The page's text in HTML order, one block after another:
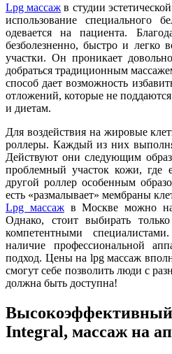
Lpg массаж в студии
использование специального
одевается на пациента.
безболезненно, быстро и легко
участки. Он проникает
добраться традиционным
способ дает возможность
отложений, которые не
и диетам.
Для воздействия на жировые
роллеры. Каждый из них
Действуют они следующим
проблемный участок кожи, где
другой роллер особенным
есть «размалывает» мембраны
Lpg массажв Москве можно
Однако, стоит выбирать
компетентными
наличие профессиональной
подход. Цены на lpg массаж
смогут себе позволить люди с
должна быть доступна!
Integral, массаж на